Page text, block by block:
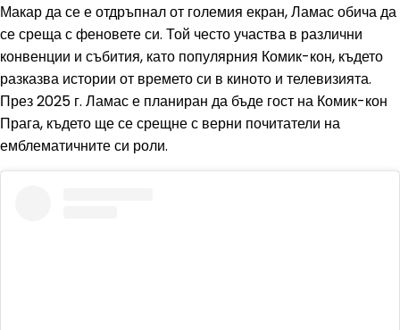
Макар да се е отдръпнал от големия екран, Ламас обича да
се среща с феновете си. Той често участва в различни
конвенции и събития, като популярния Комик-кон, където
разказва истории от времето си в киното и телевизията.
През 2025 г. Ламас е планиран да бъде гост на Комик-кон
Прага, където ще се срещне с верни почитатели на
емблематичните си роли.